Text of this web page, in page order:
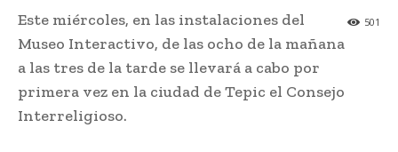
501
Este miércoles, en las instalaciones del
Museo Interactivo, de las ocho de la mañana
a las tres de la tarde se llevará a cabo por
primera vez en la ciudad de Tepic el Consejo
Interreligioso.